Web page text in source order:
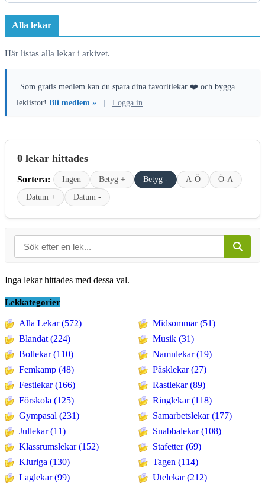
Alla lekar
Här listas alla lekar i arkivet.
Som gratis medlem kan du spara dina favoritlekar ❤️ och bygga
leklistor! Bli medlem » Logga in
0 lekar hittades
Sortera: Ingen Betyg + Betyg - A-Ö
Ö-A
Datum +
Datum -
Inga lekar hittades med dessa val.
Lekkategorier
Alla Lekar (572)
Blandat (224)
Bollekar (110)
Femkamp (48)
Festlekar (166)
Förskola (125)
Gympasal (231)
Jullekar (11)
Klassrumslekar (152)
Kluriga (130)
Laglekar (99)
Midsommar (51)
Musik (31)
Namnlekar (19)
Påsklekar (27)
Rastlekar (89)
Ringlekar (118)
Samarbetslekar (177)
Snabbalekar (108)
Stafetter (69)
Tagen (114)
Utelekar (212)